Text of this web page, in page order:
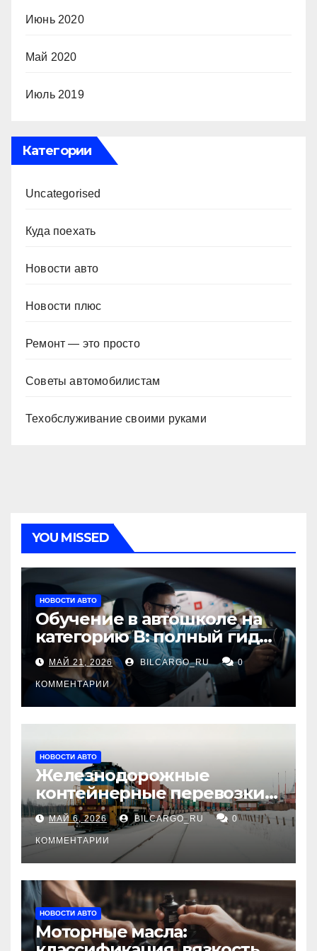
Июнь 2020
Май 2020
Июль 2019
Категории
Uncategorised
Куда поехать
Новости авто
Новости плюс
Ремонт — это просто
Советы автомобилистам
Техобслуживание своими руками
YOU MISSED
НОВОСТИ АВТО
Обучение в автошколе на
категорию В: полный гид
для будущих водителей
МАЙ 21, 2026 BILCARGO_RU 0
КОММЕНТАРИИ
НОВОСТИ АВТО
Железнодорожные
контейнерные перевозки
из Китая в Россию:
маршруты, сроки и
требования
МАЙ 6, 2026 BILCARGO_RU 0
КОММЕНТАРИИ
НОВОСТИ АВТО
Моторные масла: